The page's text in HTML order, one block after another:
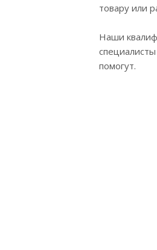
товару или
Наши
помогут.